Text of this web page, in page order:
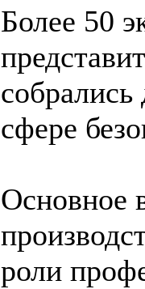
Более 50
сфере
Основное
роли